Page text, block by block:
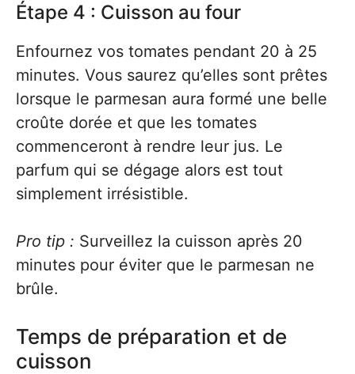
Étape 4 : Cuisson au four
Enfournez vos tomates pendant 20 à 25
minutes. Vous saurez qu’elles sont prêtes
lorsque le parmesan aura formé une belle
croûte dorée et que les tomates
commenceront à rendre leur jus. Le
parfum qui se dégage alors est tout
simplement irrésistible.
Pro tip : Surveillez la cuisson après 20
minutes pour éviter que le parmesan ne
brûle.
Temps de préparation et de
cuisson